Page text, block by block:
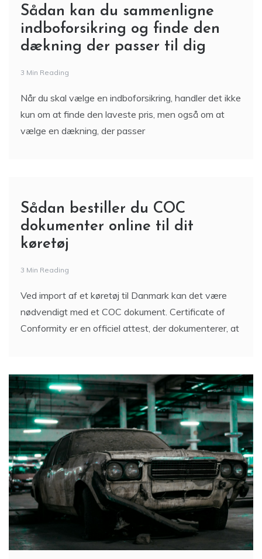
Sådan kan du sammenligne
indboforsikring og finde den
dækning der passer til dig
3 Min Reading
Når du skal vælge en indboforsikring, handler det ikke
kun om at finde den laveste pris, men også om at
vælge en dækning, der passer
Sådan bestiller du COC
dokumenter online til dit
køretøj
3 Min Reading
Ved import af et køretøj til Danmark kan det være
nødvendigt med et COC dokument. Certificate of
Conformity er en officiel attest, der dokumenterer, at